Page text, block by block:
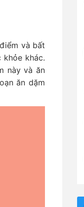
và bất
khác.
này và ăn
ăn dặm